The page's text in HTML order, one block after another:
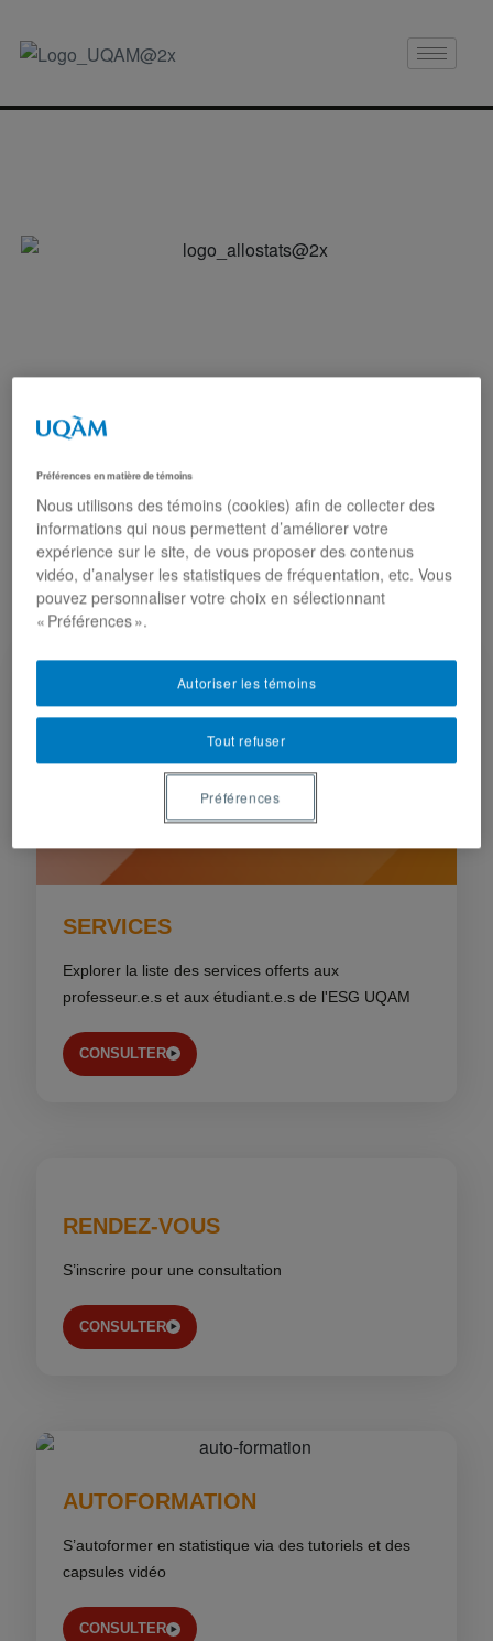
Service-conseil en statistique
pour la communauté de l’ESG
UQAM
SERVICES
Explorer la liste des services offerts aux
professeur.e.s et aux étudiant.e.s de l'ESG UQAM
CONSULTER
RENDEZ-VOUS
S’inscrire pour une consultation
CONSULTER
AUTOFORMATION
S’autoformer en statistique via des tutoriels et des
capsules vidéo
CONSULTER
Préférences en matière de témoins
Nous utilisons des témoins (cookies) afin de collecter des
informations qui nous permettent d’améliorer votre
expérience sur le site, de vous proposer des contenus
vidéo, d’analyser les statistiques de fréquentation, etc. Vous
pouvez personnaliser votre choix en sélectionnant
« Préférences ».
Tout refuser
Autoriser les témoins
Préférences